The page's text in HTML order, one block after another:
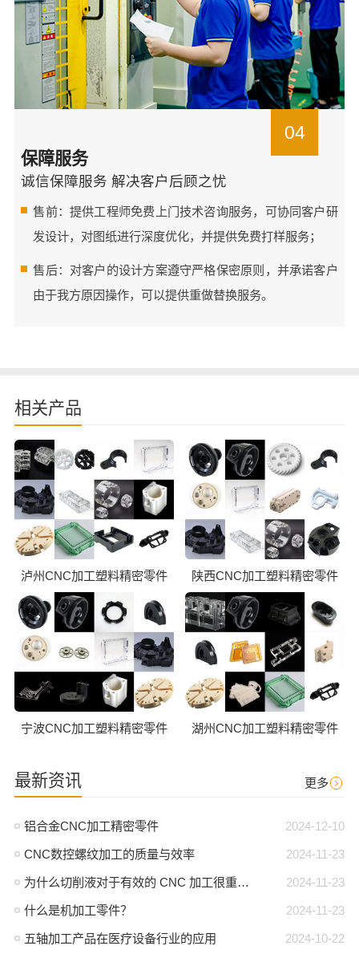
04
保障服务
诚信保障服务 解决客户后顾之忧
售前：提供工程师免费上门技术咨询服务，可协同客户研
发设计，对图纸进行深度优化，并提供免费打样服务；
售后：对客户的设计方案遵守严格保密原则，并承诺客户
由于我方原因操作，可以提供重做替换服务。
相关产品
泸州CNC加工塑料精密零件 陕西CNC加工塑料精密零件
宁波CNC加工塑料精密零件 湖州CNC加工塑料精密零件
最新资讯 更多
2024-12-10
铝合金CNC加工精密零件
2024-11-23
CNC数控螺纹加工的质量与效率
2024-11-23
为什么切削液对于有效的 CNC 加工很重要？
2024-11-23
什么是机加工零件？
2024-10-22
五轴加工产品在医疗设备行业的应用